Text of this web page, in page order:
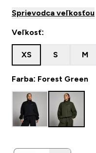
Sprievodca veľkosťou
Veľkosť:
XS S M
Farba: Forest Green